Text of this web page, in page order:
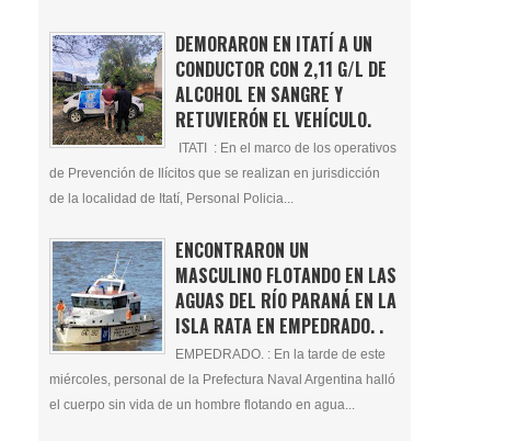
DEMORARON EN ITATÍ A UN
CONDUCTOR CON 2,11 G/L DE
ALCOHOL EN SANGRE Y
RETUVIERÓN EL VEHÍCULO.
ITATI : En el marco de los operativos
de Prevención de Ilícitos que se realizan en jurisdicción
de la localidad de Itatí, Personal Policia...
ENCONTRARON UN
MASCULINO FLOTANDO EN LAS
AGUAS DEL RÍO PARANÁ EN LA
ISLA RATA EN EMPEDRADO. .
EMPEDRADO. : En la tarde de este
miércoles, personal de la Prefectura Naval Argentina halló
el cuerpo sin vida de un hombre flotando en agua...